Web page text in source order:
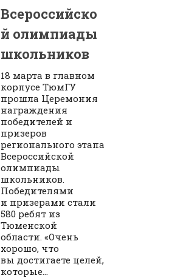
Всероссийско
й олимпиады
школьников
18 марта в главном
корпусе ТюмГУ
прошла Церемония
награждения
победителей и
призеров
регионального этапа
Всероссийской
олимпиады
школьников.
Победителями
и призерами стали
580 ребят из
Тюменской
области. «Очень
хорошо, что
вы достигаете целей,
которые...